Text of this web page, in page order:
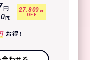
円
円)
27,800 円
OFF
お得！